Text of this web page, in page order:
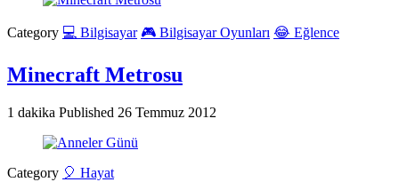
Category 💻 Bilgisayar 🎮 Bilgisayar Oyunları 😂 Eğlence
Minecraft Metrosu
1 dakika Published 26 Temmuz 2012
Category 🎈 Hayat